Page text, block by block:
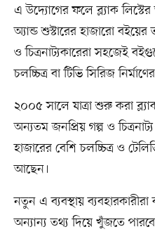
এ উদ্যোগের ফলে ব্ল্যাক
অ্যান্ড শুস্টারের হাজারো
ও চিত্রনাট্যকারেরা সহজেই
চলচ্চিত্র বা টিভি সিরিজ
২০০৫ সালে যাত্রা শুরু করা
অন্যতম জনপ্রিয় গল্প ও
হাজারের বেশি চলচ্চিত্র ও
আছেন।
নতুন এ ব্যবস্থায়
অন্যান্য তথ্য দিয়ে খুঁজতে